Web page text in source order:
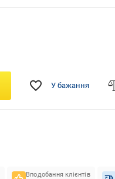
У бажання
Вподобання клієнтів